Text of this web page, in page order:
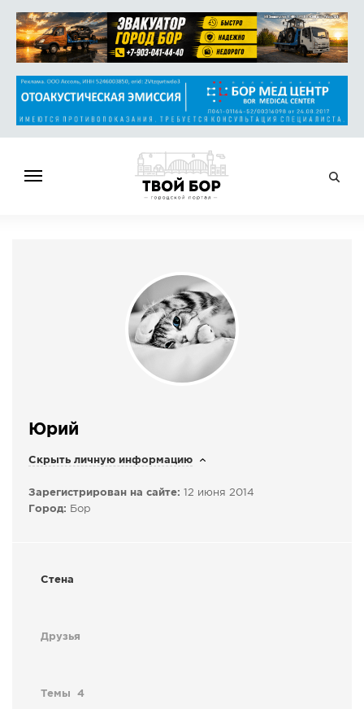
ОБЪЯВЛЕНИЯ
КОНКУРСЫ
СТАТЬИ
ГОЛОСОВАНИЯ
ПРЕДЛОЖИТЬ НОВОСТЬ
Юрий
Скрыть личную информацию
Зарегистрирован на сайте: 12 июня 2014
Город: Бор
Стена
Друзья
Темы 4